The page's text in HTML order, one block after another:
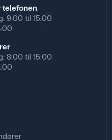
hvor planter
er pressepapir et
på en enkel og
28 cm
9:00 til 15:00
8:00 til 15:00